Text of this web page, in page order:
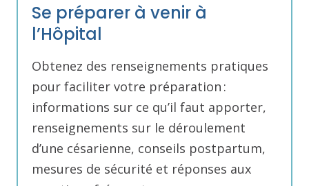
Se préparer à venir à
l’Hôpital
Obtenez des renseignements pratiques
pour faciliter votre préparation :
informations sur ce qu’il faut apporter,
renseignements sur le déroulement
d’une césarienne, conseils postpartum,
mesures de sécurité et réponses aux